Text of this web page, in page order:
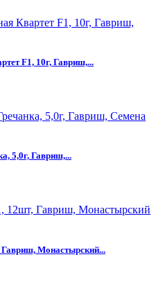
F1, 10г, Гавриш,...
5,0г, Гавриш,...
Монастырский...